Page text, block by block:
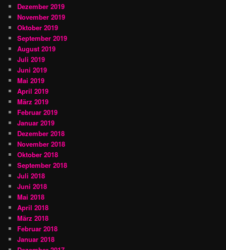
Dezember 2019
November 2019
Oktober 2019
September 2019
August 2019
Juli 2019
Juni 2019
Mai 2019
April 2019
März 2019
Februar 2019
Januar 2019
Dezember 2018
November 2018
Oktober 2018
September 2018
Juli 2018
Juni 2018
Mai 2018
April 2018
März 2018
Februar 2018
Januar 2018